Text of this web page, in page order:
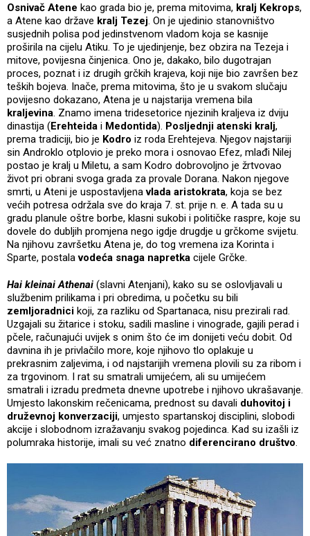
Osnivač Atene kao grada bio je, prema mitovima, kralj Kekrops,
a Atene kao države kralj Tezej. On je ujedinio stanovništvo
susjednih polisa pod jedinstvenom vladom koja se kasnije
proširila na cijelu Atiku. To je ujedinjenje, bez obzira na Tezeja i
mitove, povijesna činjenica. Ono je, dakako, bilo dugotrajan
proces, poznat i iz drugih grčkih krajeva, koji nije bio završen bez
teških bojeva. Inače, prema mitovima, što je u svakom slučaju
povijesno dokazano, Atena je u najstarija vremena bila
kraljevina. Znamo imena tridesetorice njezinih kraljeva iz dviju
dinastija (Erehteida i Medontida). Posljednji atenski kralj,
prema tradiciji, bio je Kodro iz roda Erehtejeva. Njegov najstariji
sin Androklo otplovio je preko mora i osnovao Efez, mlađi Nilej
postao je kralj u Miletu, a sam Kodro dobrovoljno je žrtvovao
život pri obrani svoga grada za provale Dorana. Nakon njegove
smrti, u Ateni je uspostavljenavlada aristokrata, koja se bez
većih potresa održala sve do kraja 7. st. prije n. e. A tada su u
gradu planule oštre borbe, klasni sukobi i političke raspre, koje su
dovele do dubljih promjena nego igdje drugdje u grčkome svijetu.
Na njihovu završetku Atena je, do tog vremena iza Korinta i
Sparte, postalavodeća snaga napretka cijele Grčke.
Hai kleinai Athenai (slavni Atenjani), kako su se oslovljavali u
službenim prilikama i pri obredima, u početku su bili
zemljoradnici koji, za razliku od Spartanaca, nisu prezirali rad.
Uzgajali su žitarice i stoku, sadili masline i vinograde, gajili perad i
pčele, računajući uvijek s onim što će im donijeti veću dobit. Od
davnina ih je privlačilo more, koje njihovo tlo oplakuje u
prekrasnim zaljevima, i od najstarijih vremena plovili su za ribom i
za trgovinom. I rat su smatrali umijećem, ali su umijećem
smatrali i izradu predmeta dnevne upotrebe i njihovo ukrašavanje.
Umjesto lakonskim rečenicama, prednost su davali duhovitoj i
druževnoj konverzaciji, umjesto spartanskoj disciplini, slobodi
akcije i slobodnom izražavanju svakog pojedinca. Kad su izašli iz
polumraka historije, imali su već znatno diferencirano društvo.